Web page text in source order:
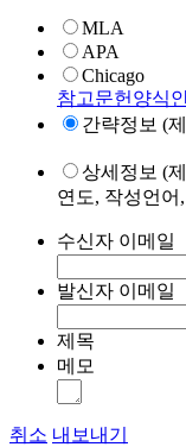
MLA
APA
Chicago
참고문헌양식
간략정보 (
상세정보 (
연도, 작성언
수신자 이메일
발신자 이메일
제목
메모
취소 내보내기